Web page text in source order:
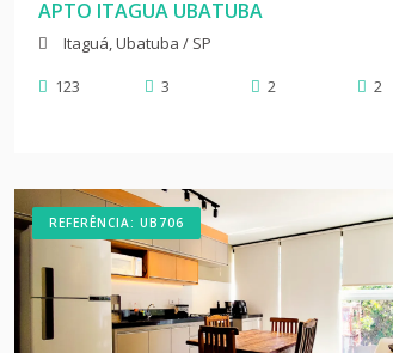
APTO ITAGUA UBATUBA
Itaguá, Ubatuba / SP
123
3 2 2
REFERÊNCIA: UB706